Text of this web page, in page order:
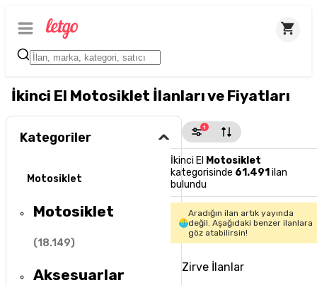
İkinci El Motosiklet İlanları ve Fiyatları
Kategoriler
Motosiklet
Motosiklet
(18.149)
Aksesuarlar
1
İkinci El Motosiklet
kategorisinde 61.491 ilan
bulundu
Aradığın ilan artık yayında
değil. Aşağıdaki benzer ilanlara
göz atabilirsin!
Zirve İlanlar